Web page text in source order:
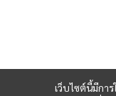
เว็บไซต์นี้มีกา